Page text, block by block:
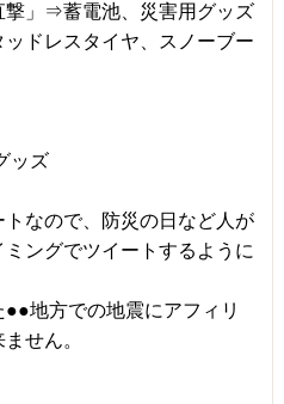
撃」⇒蓄電池、災害用グッズ
ドレスタイヤ、スノーブー
ッズ
なので、防災の日など人が
ングでツイートするように
地方での地震にアフィリ
せん。